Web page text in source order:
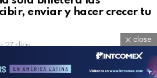
enviar y hacer crecer tu
27 días
close